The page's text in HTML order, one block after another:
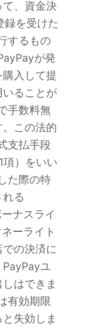
、資金決
録を受けた
するもの
が発
入して提
ることが
手数料無
この法的
支払手段
項）をいい
た際の特
る
ナスライ
ーライト
の決済に
ユ
はできま
有効期限
失効しま